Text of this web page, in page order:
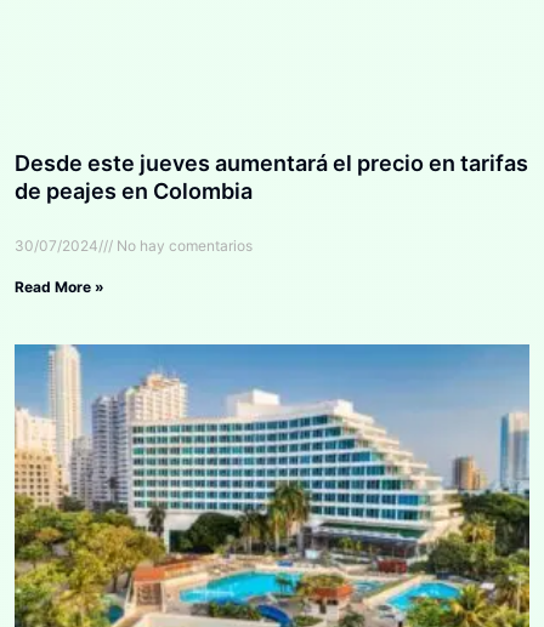
Desde este jueves aumentará el precio en tarifas
de peajes en Colombia
30/07/2024 No hay comentarios
Read More »